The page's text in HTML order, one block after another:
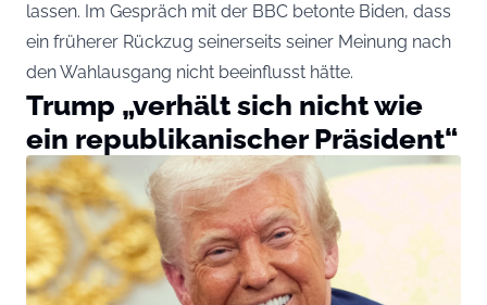
lassen. Im Gespräch mit der BBC betonte Biden, dass
ein früherer Rückzug seinerseits seiner Meinung nach
den Wahlausgang nicht beeinflusst hätte.
Trump „verhält sich nicht wie
ein republikanischer Präsident“